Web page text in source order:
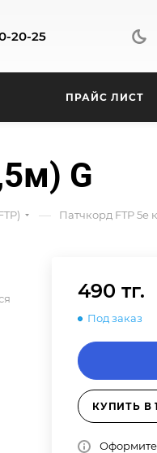
20-25
ПРАЙС ЛИСТ
G
— Патчкорд FTP 5e
490 тг.
Под заказ
КУПИТЬ В
Оформите